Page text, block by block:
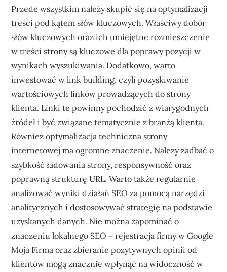
Przede wszystkim należy skupić się na optymalizacji
treści pod kątem słów kluczowych. Właściwy dobór
słów kluczowych oraz ich umiejętne rozmieszczenie
w treści strony są kluczowe dla poprawy pozycji w
wynikach wyszukiwania. Dodatkowo, warto
inwestować w link building, czyli pozyskiwanie
wartościowych linków prowadzących do strony
klienta. Linki te powinny pochodzić z wiarygodnych
źródeł i być związane tematycznie z branżą klienta.
Również optymalizacja techniczna strony
internetowej ma ogromne znaczenie. Należy zadbać o
szybkość ładowania strony, responsywność oraz
poprawną strukturę URL. Warto także regularnie
analizować wyniki działań SEO za pomocą narzędzi
analitycznych i dostosowywać strategię na podstawie
uzyskanych danych. Nie można zapominać o
znaczeniu lokalnego SEO – rejestracja firmy w Google
Moja Firma oraz zbieranie pozytywnych opinii od
klientów mogą znacznie wpłynąć na widoczność w